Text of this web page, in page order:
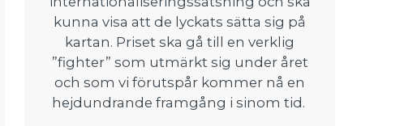
kunna visa att de lyckats sätta sig på
kartan. Priset ska gå till en verklig
”fighter” som utmärkt sig under året
och som vi förutspår kommer nå en
hejdundrande framgång i sinom tid.